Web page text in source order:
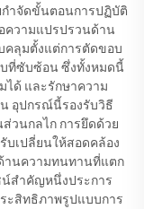
กำจัดขั้นตอนการปฏิบัติ
ความแปรปรวนด้าน
คลุมตั้งแต่การตัดขอบ
บที่ซับซ้อน ซึ่งทั้งหมดนี้
ได้ และรักษาความ
อุปกรณ์นี้รองรับวิธี
วนกลไก การยึดด้วย
บเปลี่ยนให้สอดคล้อง
านความทนทานที่แตก
น์สำคัญหนึ่งประการ
ระสิทธิภาพรูปแบบการ